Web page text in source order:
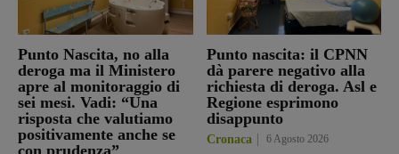
Punto Nascita, no alla
deroga ma il Ministero
apre al monitoraggio di
sei mesi. Vadi: “Una
risposta che valutiamo
positivamente anche se
Punto nascita: il CPNN
dà parere negativo alla
richiesta di deroga. Asl e
Regione esprimono
disappunto
Cronaca 6 Agosto 2026